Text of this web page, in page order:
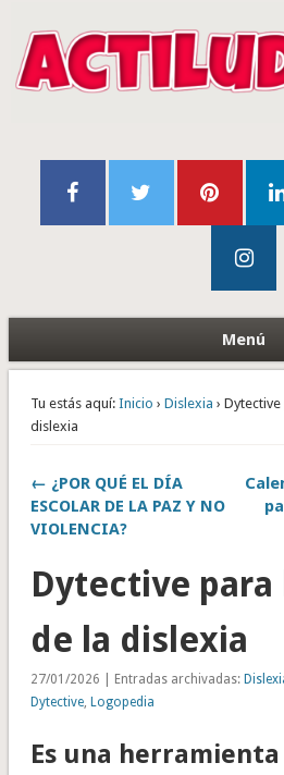
Menú
Tu estás aquí: Inicio › Dislexia ›
dislexia
← ¿POR QUÉ EL DÍA
ESCOLAR DE LA PAZ Y NO
VIOLENCIA?
Dytective
de la dislexia
27/01/2026 | Entradas archivadas:
Dytective, Logopedia
Es una